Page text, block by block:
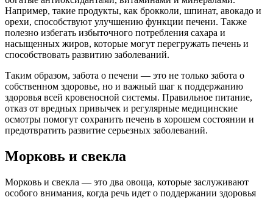
Например, такие продукты, как брокколи, шпинат, авокадо и
орехи, способствуют улучшению функции печени. Также
полезно избегать избыточного потребления сахара и
насыщенных жиров, которые могут перегружать печень и
способствовать развитию заболеваний.
Таким образом, забота о печени — это не только забота о
собственном здоровье, но и важный шаг к поддержанию
здоровья всей кровеносной системы. Правильное питание,
отказ от вредных привычек и регулярные медицинские
осмотры помогут сохранить печень в хорошем состоянии и
предотвратить развитие серьезных заболеваний.
Морковь и свекла
Морковь и свекла — это два овоща, которые заслуживают
особого внимания, когда речь идет о поддержании здоровья